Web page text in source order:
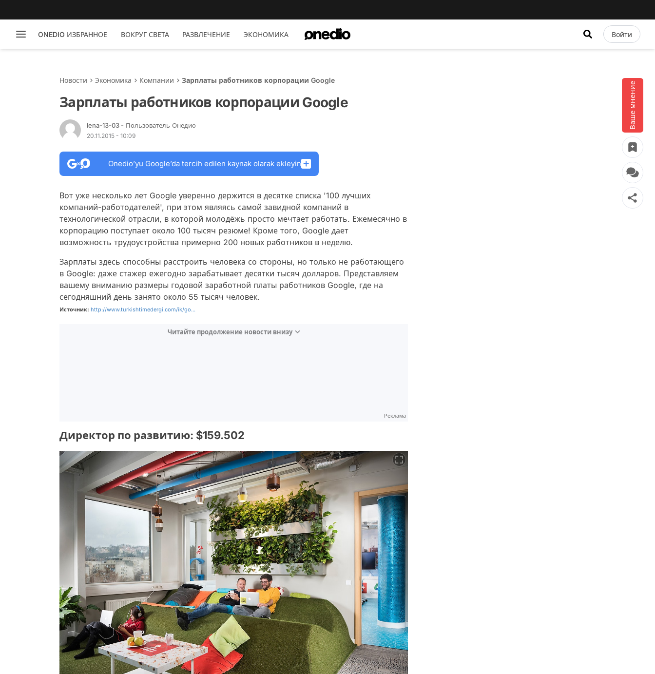
ONEDIO ИЗБРАННОЕ ВОКРУГ СВЕТА РАЗВЛЕЧЕНИЕ ЭКОНОМИКА Войти
Ваше мнение
Новости Экономика Компании Зарплаты работников корпорации Google
Зарплаты работников корпорации Google
lena-13-03 - Пользователь Онедио
20.11.2015 - 10:09
Onedio’yu Google’da tercih edilen kaynak olarak ekleyin
Вот уже несколько лет Google уверенно держится в десятке списка '100 лучших
компаний-работодателей', при этом являясь самой завидной компаний в
технологической отрасли, в которой молодёжь просто мечтает работать. Ежемесячно в
корпорацию поступает около 100 тысяч резюме! Кроме того, Google дает
возможность трудоустройства примерно 200 новых работников в неделю.
Зарплаты здесь способны расстроить человека со стороны, но только не работающего
в Google: даже стажер ежегодно зарабатывает десятки тысяч долларов. Представляем
вашему вниманию размеры годовой заработной платы работников Google, где на
сегодняшний день занято около 55 тысяч человек.
Источник: http://www.turkishtimedergi.com/ik/go...
Читайте продолжение новости внизу
Реклама
Директор по развитию: $159.502